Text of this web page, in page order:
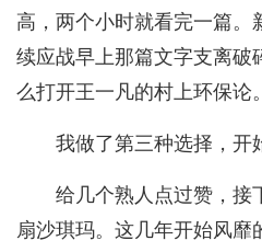
高，两个小时就看完一篇。
续应战早上那篇文字支离破
么打开王一凡的村上环保论。
我做了第三种选择，开
给几个熟人点过赞，接
扇沙琪玛。这几年开始风靡